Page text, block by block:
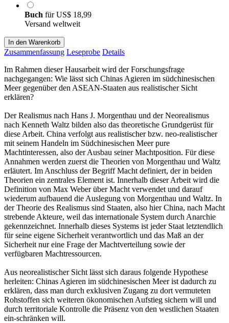
Buch fürUS$ 18,99
Versand weltweit
In den Warenkorb
Zusammenfassung Leseprobe Details
Im Rahmen dieser Hausarbeit wird der Forschungsfrage
nachgegangen: Wie lässt sich Chinas Agieren im südchinesischen
Meer gegenüber den ASEAN-Staaten aus realistischer Sicht
erklären?
Der Realismus nach Hans J. Morgenthau und der Neorealismus
nach Kenneth Waltz bilden also das theoretische Grundgerüst für
diese Arbeit. China verfolgt aus realistischer bzw. neo-realistischer
mit seinem Handeln im Südchinesischen Meer pure
Machtinteressen, also der Ausbau seiner Machtposition. Für diese
Annahmen werden zuerst die Theorien von Morgenthau und Waltz
erläutert. Im Anschluss der Begriff Macht definiert, der in beiden
Theorien ein zentrales Element ist. Innerhalb dieser Arbeit wird die
Definition von Max Weber über Macht verwendet und darauf
wiederum aufbauend die Auslegung von Morgenthau und Waltz. In
der Theorie des Realismus sind Staaten, also hier China, nach Macht
strebende Akteure, weil das internationale System durch Anarchie
gekennzeichnet. Innerhalb dieses Systems ist jeder Staat letztendlich
für seine eigene Sicherheit verantwortlich und das Maß an der
Sicherheit nur eine Frage der Machtverteilung sowie der
verfügbaren Machtressourcen.
Aus neorealistischer Sicht lässt sich daraus folgende Hypothese
herleiten: Chinas Agieren im südchinesischen Meer ist dadurch zu
erklären, dass man durch exklusiven Zugang zu dort vermuteten
Rohstoffen sich weiteren ökonomischen Aufstieg sichern will und
durch territoriale Kontrolle die Präsenz von den westlichen Staaten
ein-schränken will.